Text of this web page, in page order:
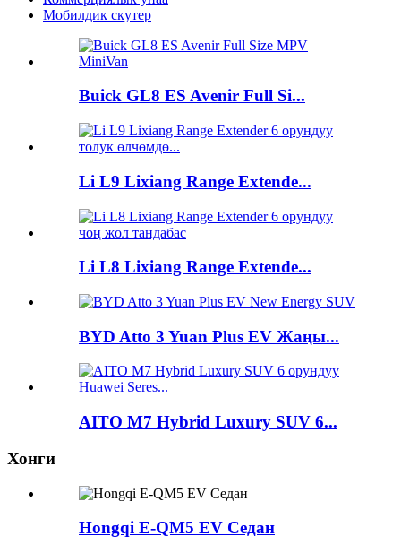
Мобилдик скутер
Buick GL8 ES Avenir Full Si...
Li L9 Lixiang Range Extende...
Li L8 Lixiang Range Extende...
BYD Atto 3 Yuan Plus EV Жаңы...
AITO M7 Hybrid Luxury SUV 6...
Хонги
Hongqi E-QM5 EV Седан